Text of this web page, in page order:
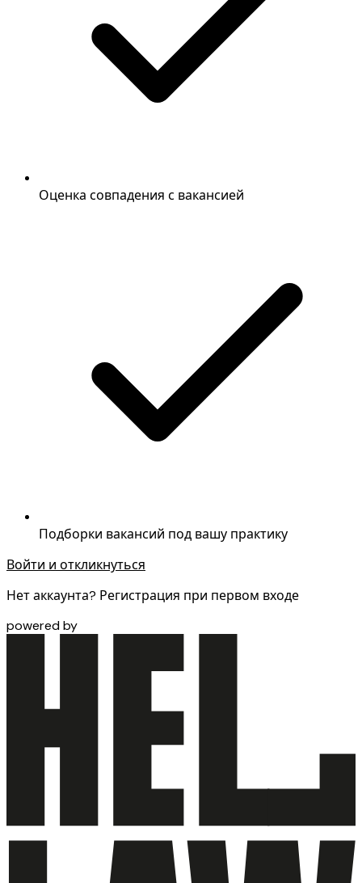
Оценка совпадения с вакансией
Подборки вакансий под вашу практику
Войти и откликнуться
Нет аккаунта? Регистрация при первом входе
powered by